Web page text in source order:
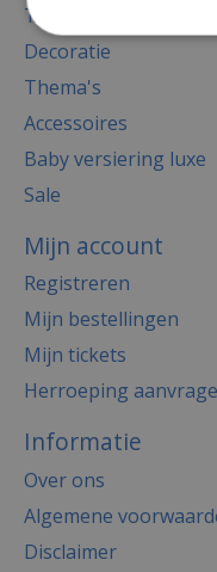
Totaal thema feest
Decoratie
Thema's
Accessoires
Baby versiering luxe
Sale
Mijn account
Registreren
Mijn bestellingen
Mijn tickets
Herroeping
Informatie
Over ons
Algemene
Disclaimer